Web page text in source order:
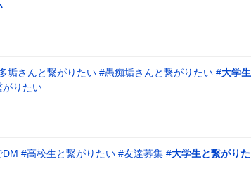
垢さんと繋がりたい #愚痴垢さんと繋がりたい #大学生
がりたい
DM #高校生と繋がりたい #友達募集 #大学生と繋がりた